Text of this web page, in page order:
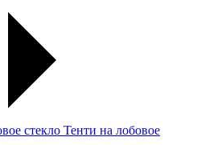
Тенти на лобовое